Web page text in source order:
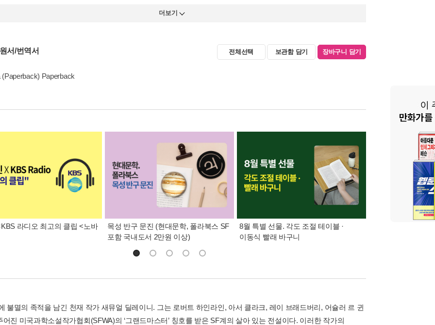
더보기
서/번역서 전체선택 보관함 담기 장바구니 담기
(Paperback) Paperback
라디오 최고의 클립 <노바
목성 반구 문진 (현대문학, 폴라북스 SF
포함 국내도서 2만원 이상)
8월 특별 선물. 각도 조절 테이블 ·
이동식 빨래 바구니
불멸의 족적을 남긴 천재 작가 새뮤얼 딜레이니. 그는 로버트 하인라인, 아서 클라크, 레이 브래드버리, 어슐러 르 귄
어진 미국과학소설작가협회(SFWA)의 ‘그랜드마스터’ 칭호를 받은 SF계의 살아 있는 전설이다. 이러한 작가의